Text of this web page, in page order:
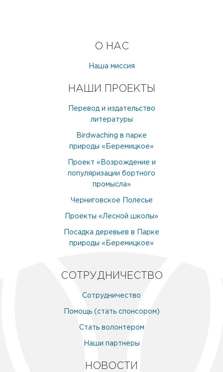
О НАС
Наша миссия
НАШИ ПРОЕКТЫ
Перевод и издательство
литературы
Birdwaching в парке
природы «Беремицкое»
Проект «Возрождение и
популяризации бортного
промысла»
Черниговское Полесье
Проекты «Лесной школы»
Посадка деревьев в Парке
природы «Беремицкое»
СОТРУДНИЧЕСТВО
Сотрудничество
Помощь (стать спонсором)
Стать волонтером
Наши партнеры
НОВОСТИ